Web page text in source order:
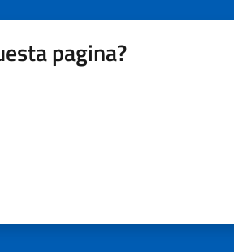
pagina?